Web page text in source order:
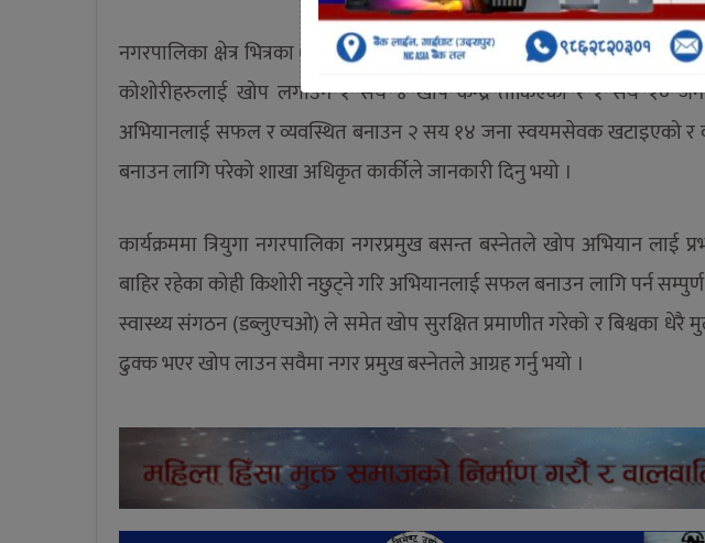
नगरपालिका क्षेत्र भित्रका ७२ बिद्यालय बाट ५ हजार ३ सय ४२ र बिद्यालय
कोशोरीहरुलाई खोप लगाउन १ सय ४ खोप केन्द्र तोकिएको र १ सय १०
अभियानलाई सफल र व्यवस्थित बनाउन २ सय १४ जना स्वयमसेवक खटाइएको र
बनाउन लागि परेको शाखा अधिकृत कार्कीले जानकारी दिनु भयो ।
कार्यक्रममा त्रियुगा नगरपालिका नगरप्रमुख बसन्त बस्नेतले खोप अभियान लाई
बाहिर रहेका कोही किशोरी नछुट्ने गरि अभियानलाई सफल बनाउन लागि पर्न
स्वास्थ्य संगठन (डब्लुएचओ) ले समेत खोप सुरक्षित प्रमाणीत गरेको र बिश्वका धेरै
ढुक्क भएर खोप लाउन सवैमा नगर प्रमुख बस्नेतले आग्रह गर्नु भयो ।